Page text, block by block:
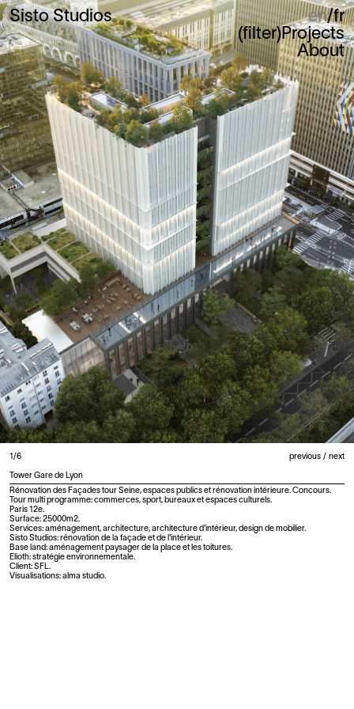
Sisto Studios en fr
(filter)Projects
About
1/6 previous / next
Tower Gare de Lyon
Rénovation des Façades tour Seine, espaces publics et rénovation intérieure. Concours.
Tour multi programme: commerces, sport, bureaux et espaces culturels.
Paris 12e.
Surface: 25000m2.
Services: aménagement, architecture, architecture d'intérieur, design de mobilier.
Sisto Studios: rénovation de la façade et de l'intérieur.
Base land: aménagement paysager de la place et les toitures.
Elioth: stratégie environnementale.
Client: SFL.
Visualisations: alma studio.